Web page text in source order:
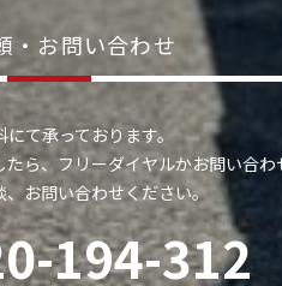
・お問い合わせ
て承っております。
ら、フリーダイヤルかお問い合わ
お問い合わせください。
194-312